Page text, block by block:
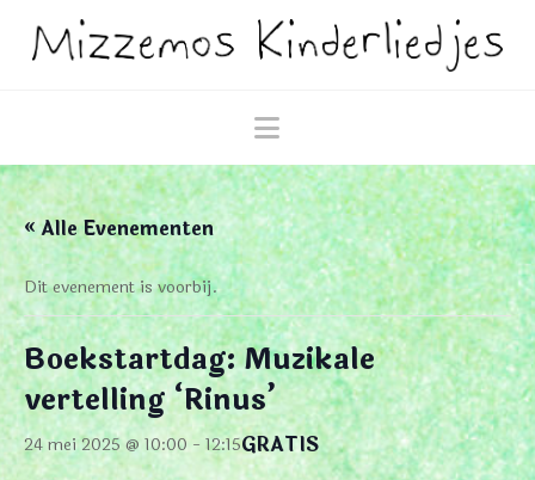
Navigation
« Alle Evenementen
Dit evenement is voorbij.
Boekstartdag: Muzikale
vertelling ‘Rinus’
24 mei 2025 @ 10:00 - 12:15GRATIS